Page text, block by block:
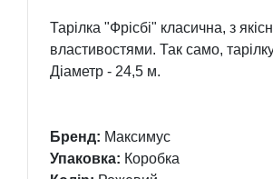
Тарілка "Фрісбі" класична, з
властивостями. Так само,
Діаметр - 24,5 м.
Бренд: Максимус
Упаковка: Коробка